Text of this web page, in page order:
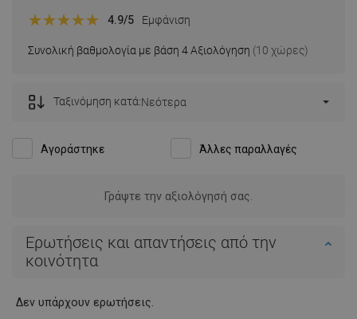
Συνολική βαθμολογία με βάση 4 Αξιολόγηση (10 χώρες)
4.9/5 Εμφάνιση
Αγοράστηκε Άλλες παραλλαγές
Ταξινόμηση κατά:Νεότερα
Γράψτε την αξιολόγησή σας.
Ερωτήσεις και απαντήσεις από την
κοινότητα
Δεν υπάρχουν ερωτήσεις.